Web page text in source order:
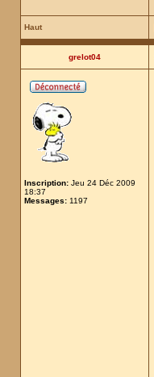
Haut
grelot04
Inscription: Jeu 24 Déc 2009
18:37
Messages: 1197